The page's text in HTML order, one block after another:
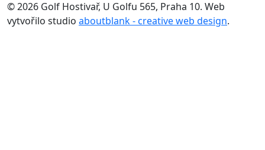
© 2026 Golf Hostivař, U Golfu 565, Praha 10. Web
vytvořilo studio aboutblank - creative web design.